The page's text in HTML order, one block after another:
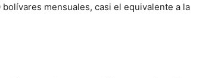
mensuales, casi el equivalente a la